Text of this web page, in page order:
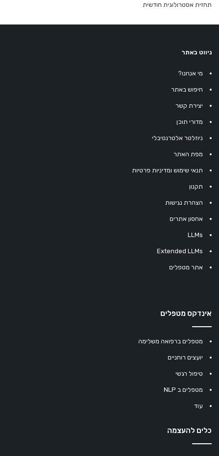
תחזית אסטרולוגית חודשית
ניווט באתר
מי אנחנו?
חיפוש באתר
יצירת קשר
מדורי תוכן
ניוזלטר אלטרנטיבלי
מפת האתר
תנאי שימוש ומדיניות פרטיות
תקנון
הצהרת נגישות
אחסון אתרים
LLMs
Extended LLMs
אתר מטפלים
אינדקס מטפלים
מטפלים ברפואה משלימה
יועצים רוחניים
טיפול רגשי
מטפלים ב NLP
עוד
כלים להעצמה